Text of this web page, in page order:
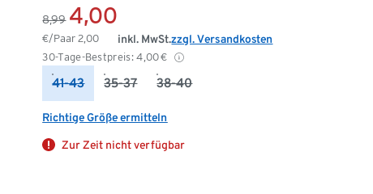
8,99 4,00
€/Paar2,00
30-Tage-Bestpreis: 4,00€
inkl. MwSt.zzgl. Versandkosten
41-43 35-37 38-40
Richtige Größe ermitteln
Zur Zeit nicht verfügbar